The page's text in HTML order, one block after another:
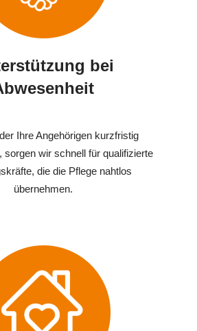
bei
Ihre Angehörigen kurzfristig
sorgen wir schnell für qualifizierte
die die Pflege nahtlos
übernehmen.